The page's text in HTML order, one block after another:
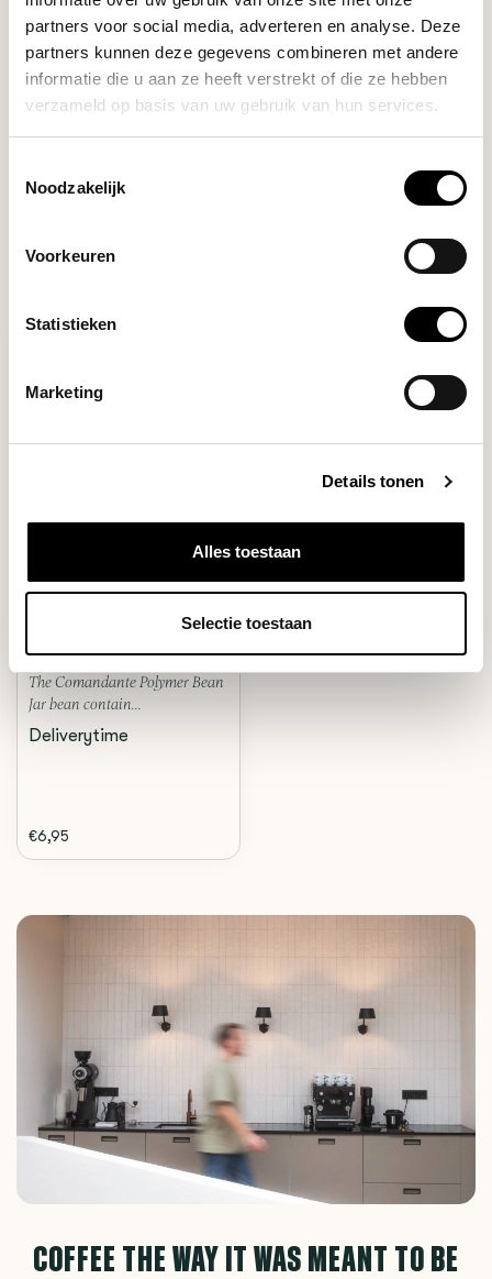
partners voor social media, adverteren en analyse. Deze
partners kunnen deze gegevens combineren met andere
informatie die u aan ze heeft verstrekt of die ze hebben
verzameld op basis van uw gebruik van hun services.
Noodzakelijk
Voorkeuren
Statistieken
Marketing
Details tonen
Alles toestaan
Selectie toestaan
DO YOU HAVE A QUESTION ABOUT THIS PRODUCT?
Our coffee expert is happy to help you!
Ask your question
POLYMER BEAN JAR
(YELLOW)
The Comandante Polymer Bean
Jar bean contain...
Deliverytime
€6,95
COFFEE THE WAY IT WAS MEANT TO BE